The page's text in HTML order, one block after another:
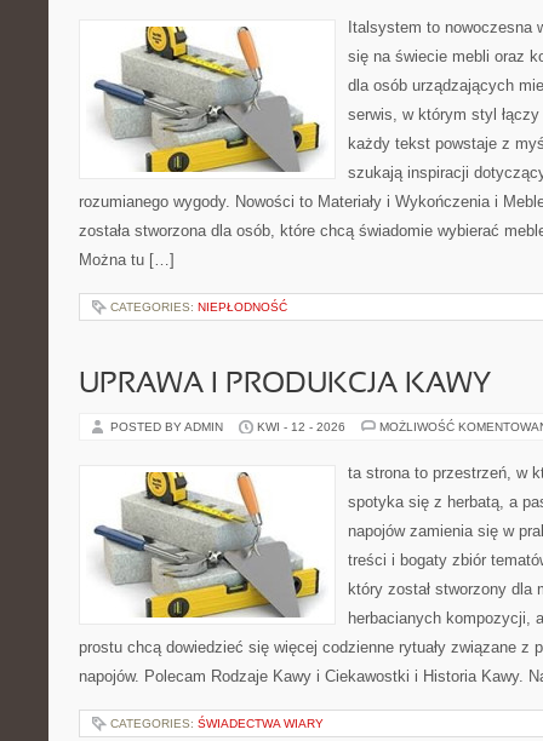
Italsystem to nowoczesna
się na świecie mebli oraz
dla osób urządzających
serwis, w którym styl
każdy tekst powstaje z
szukają inspiracji
rozumianego wygody. Nowości to Materiały i Wykończenia i
została stworzona dla osób, które chcą świadomie wybierać
Można tu […]
CATEGORIES: NIEPŁODNOŚĆ
UPRAWA I PRODUKCJA KAWY
POSTED BY ADMIN KWI - 12 - 2026 MOŻLIWOŚĆ
ta strona to przestrzeń, w
spotyka się z herbatą, a
napojów zamienia się w
treści i bogaty zbiór
który został stworzony dla
herbacianych kompozycji,
prostu chcą dowiedzieć się więcej codzienne rytuały związane z
napojów. Polecam Rodzaje Kawy i Ciekawostki i Historia Kawy.
CATEGORIES: ŚWIADECTWA WIARY